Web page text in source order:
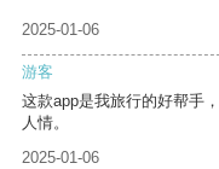
2025-01-06
游客
这款app是我旅行的好帮手
人情。
2025-01-06